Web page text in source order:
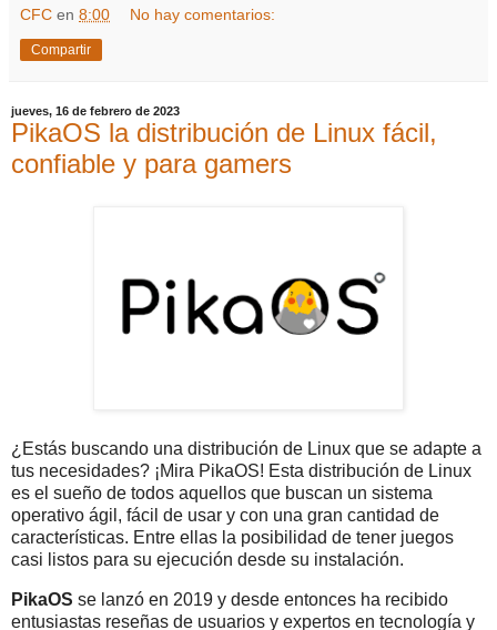
CFC en 8:00 No hay comentarios:
Compartir
jueves, 16 de febrero de 2023
PikaOS la distribución de Linux fácil,
confiable y para gamers
¿Estás buscando una distribución de Linux que se adapte a
tus necesidades? ¡Mira PikaOS! Esta distribución de Linux
es el sueño de todos aquellos que buscan un sistema
operativo ágil, fácil de usar y con una gran cantidad de
características. Entre ellas la posibilidad de tener juegos
casi listos para su ejecución desde su instalación.
PikaOS se lanzó en 2019 y desde entonces ha recibido
entusiastas reseñas de usuarios y expertos en tecnología y